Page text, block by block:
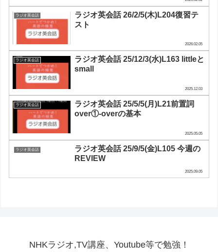
ラジオ英会話
ラジオ英会話 26/2/5(木)L204復習テ
スト
2026.02.05
ラジオ英会話
ラジオ英会話 25/12/3(水)L163 littleと
small
2025.12.03
ラジオ英会話
ラジオ英会話 25/5/5(月)L21前置詞
over①-overの基本
2025.05.05
ラジオ英会話
ラジオ英会話 25/9/5(金)L105 今週の
REVIEW
2025.09.05
NHKラジオ,TV講座、Youtube等で勉強！